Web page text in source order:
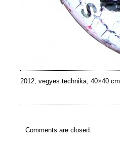
2012, vegyes technika, 40×40 cm
Comments are closed.